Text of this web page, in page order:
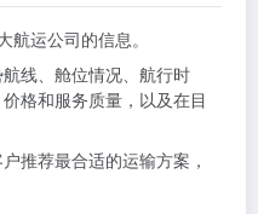
航运公司的信息。
线、舱位情况、航行时
格和服务质量，以及在目
推荐最合适的运输方案，